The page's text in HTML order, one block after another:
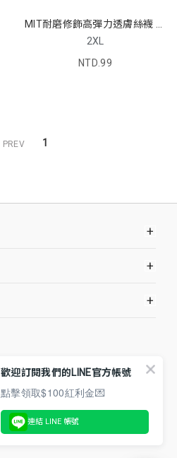
MIT耐磨修飾高彈力透膚絲襪 中
大尺碼
2XL
NTD.99
PREV 1
+
+
+
歡迎訂閱我們的LINE官方帳號
點擊領取$100紅利金💌
連結 LINE 帳號